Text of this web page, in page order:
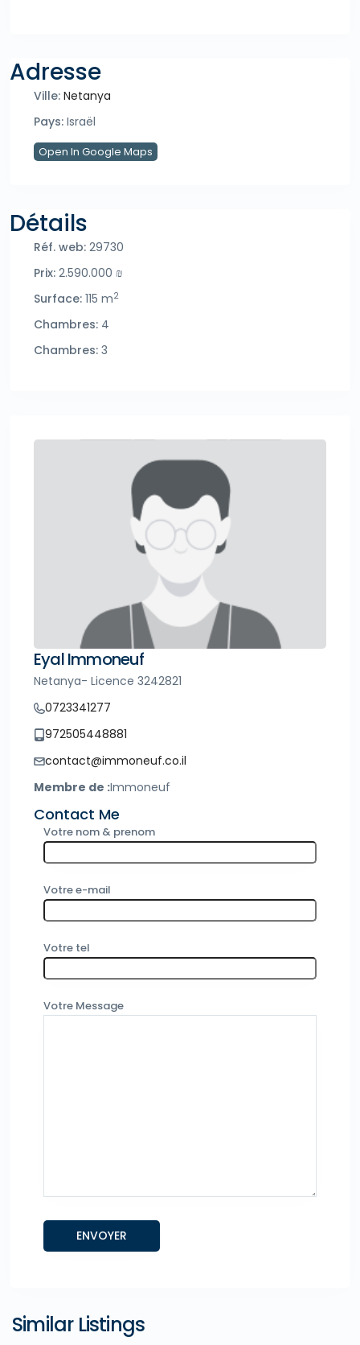
Adresse
Ville: Netanya
Pays: Israël
Open In Google Maps
Détails
Réf. web: 29730
Prix: 2.590.000 ₪
Surface: 115 m2
Chambres: 4
Chambres: 3
Eyal Immoneuf
Netanya- Licence 3242821
0723341277
972505448881
contact@immoneuf.co.il
Membre de :Immoneuf
Contact Me
Votre nom & prenom
Votre e-mail
Votre tel
Votre Message
Similar Listings